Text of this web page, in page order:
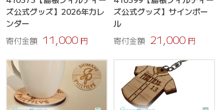
ズ公式グッズ】2026年カレ
ンダー
寄付金額 11,000 円
ズ公式グッズ】サインボー
ル
寄付金額 21,000 円